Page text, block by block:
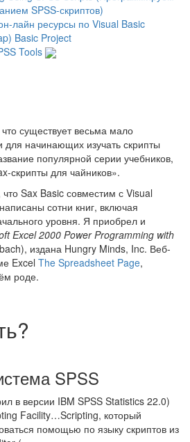
SPSS-скриптов)
лайн ресурсы по Visual Basic
Basic Project
Tools
существует весьма мало
начинающих изучать скрипты
популярной серии учебников,
скрипты для чайников».
Sax Basic совместим с Visual
сотни книг, включая
уровня. Я приобрел и
Excel 2000 Power Programming with
издана Hungry Minds, Inc. Веб-
Excel The Spreadsheet Page,
роде.
SPSS
в версии IBM SPSS Statistics 22.0)
Facility…Scripting, который
помощью по языку скриптов из